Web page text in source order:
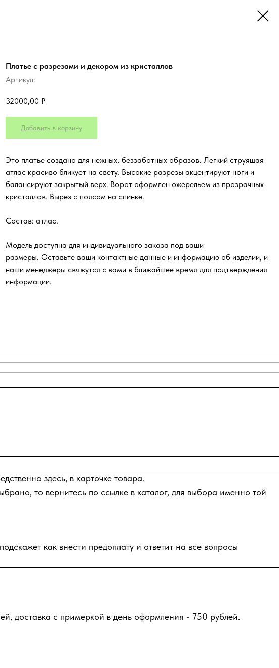
Платье с разрезами и декором из кристаллов
Артикул:
32000,00 ₽
Добавить в корзину
Это платье создано для нежных, беззаботных образов. Легкий струящая
атлас красиво бликует на свету. Высокие разрезы акцентируют ноги и
балансируют закрытый верх. Ворот оформлен ожерельем из прозрачных
кристаллов. Вырез с поясом на спинке.
Состав: атлас.
Модель доступна для индивидуального заказа под ваши
размеры. Оставьте ваши контактные данные и информацию об изделии, и
наши менеджеры свяжутся с вами в ближайшее время для подтверждения
информации.
здесь, в карточке товара.
то вернитесь по ссылке в каталог, для выбора именно той
как внести предоплату и ответит на все вопросы
доставка с примеркой в день оформления - 750 рублей.